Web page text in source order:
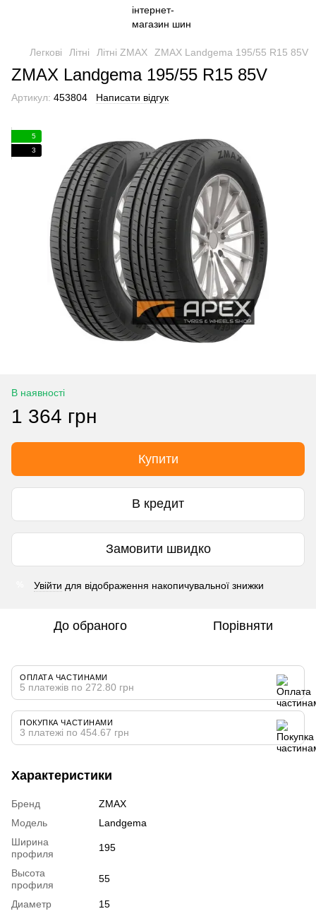
Легкові Літні Літні ZMAX ZMAX Landgema 195/55 R15 85V
ZMAX Landgema 195/55 R15 85V
Артикул: 453804 Написати відгук
5
3
В наявності
1 364 грн
Купити
В кредит
Замовити швидко
Увійти для відображення накопичувальної знижки
До обраного Порівняти
ОПЛАТА ЧАСТИНАМИ
5 платежів по 272.80 грн
ПОКУПКА ЧАСТИНАМИ
3 платежі по 454.67 грн
Характеристики
Бренд
ZMAX
Модель
Landgema
Ширина
профиля
195
Высота
профиля
55
Диаметр
15